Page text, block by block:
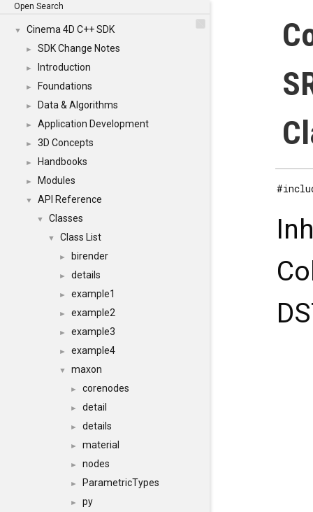
Open Search
▼ Cinema 4D C++ SDK
► SDK Change Notes
► Introduction
► Foundations
► Data & Algorithms
► Application Development
► 3D Concepts
► Handbooks
► Modules
▼ API Reference
▼ Classes
▼ Class List
► birender
► details
► example1
► example2
► example3
► example4
▼ maxon
► corenodes
► detail
► details
► material
► nodes
► ParametricTypes
► py